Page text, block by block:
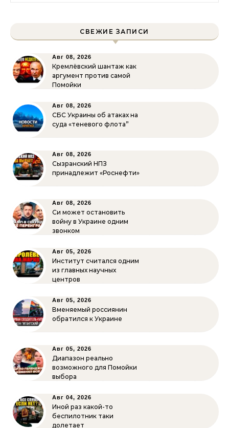
СВЕЖИЕ ЗАПИСИ
Авг 08, 2026
Кремлёвский шантаж как
аргумент против самой
Помойки
Авг 08, 2026
СБС Украины об атаках на
суда «теневого флота”
Авг 08, 2026
Сызранский НПЗ
принадлежит «Роснефти»
Авг 08, 2026
Си может остановить
войну в Украине одним
звонком
Авг 05, 2026
Институт считался одним
из главных научных
центров
Авг 05, 2026
Вменяемый россиянин
обратился к Украине
Авг 05, 2026
Диапазон реально
возможного для Помойки
выбора
Авг 04, 2026
Иной раз какой-то
беспилотник таки
долетает